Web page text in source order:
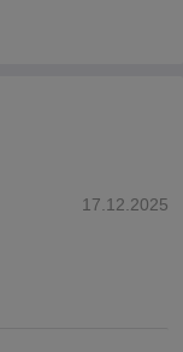
17.12.2025